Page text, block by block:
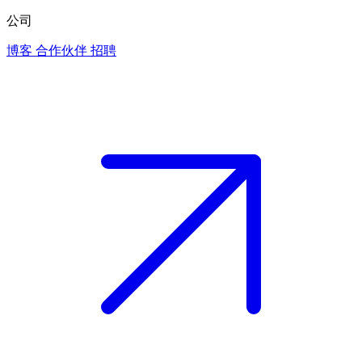
公司
博客 合作伙伴 招聘